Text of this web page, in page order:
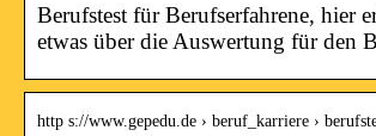
Berufstest für Berufserfahrene, hier
etwas über die Auswertung für den
http s://www.gepedu.de › beruf_karriere ›